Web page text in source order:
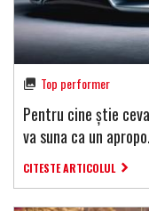
Top performer
Pentru cine știe
va suna ca un
CITESTE ARTICOLUL